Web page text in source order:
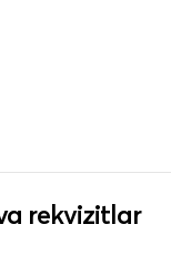
rekvizitlar